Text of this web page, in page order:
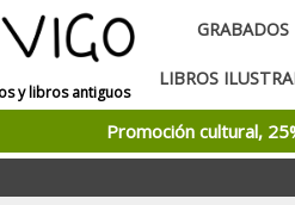
y libros antiguos
GRABADOS
LIBROS
Promoción cultural,